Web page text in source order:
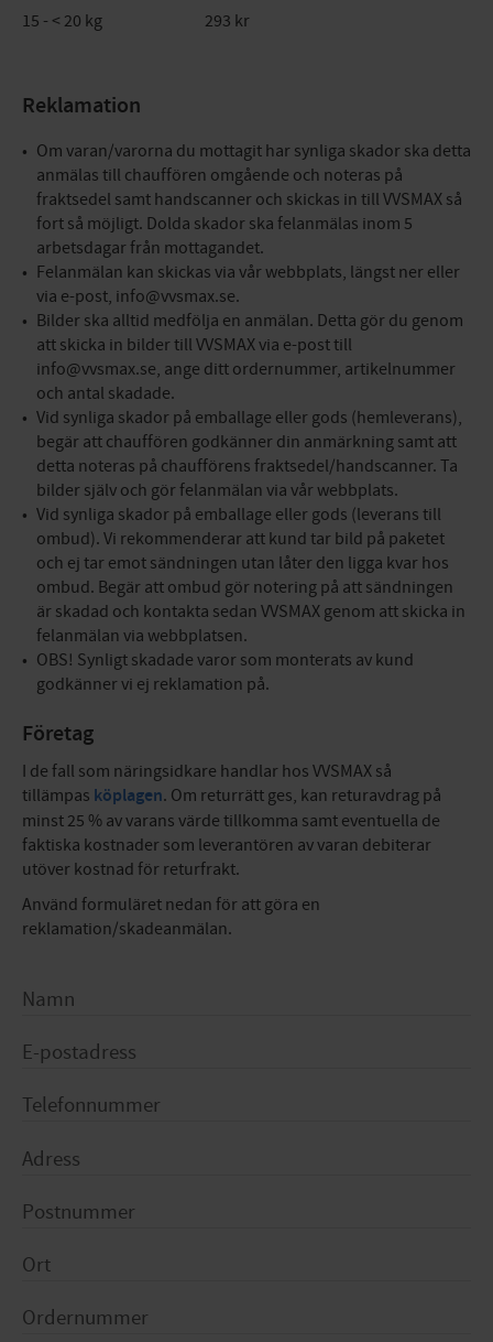
15 - < 20 kg 293 kr
Reklamation
Om varan/varorna du mottagit har synliga skador ska detta
anmälas till chauffören omgående och noteras på
fraktsedel samt handscanner och skickas in till VVSMAX så
fort så möjligt. Dolda skador ska felanmälas inom 5
arbetsdagar från mottagandet.
Felanmälan kan skickas via vår webbplats, längst ner eller
via e-post, info@vvsmax.se.
Bilder ska alltid medfölja en anmälan. Detta gör du genom
att skicka in bilder till VVSMAX via e-post till
info@vvsmax.se, ange ditt ordernummer, artikelnummer
och antal skadade.
Vid synliga skador på emballage eller gods (hemleverans),
begär att chauffören godkänner din anmärkning samt att
detta noteras på chaufförens fraktsedel/handscanner. Ta
bilder själv och gör felanmälan via vår webbplats.
Vid synliga skador på emballage eller gods (leverans till
ombud). Vi rekommenderar att kund tar bild på paketet
och ej tar emot sändningen utan låter den ligga kvar hos
ombud. Begär att ombud gör notering på att sändningen
är skadad och kontakta sedan VVSMAX genom att skicka in
felanmälan via webbplatsen.
OBS! Synligt skadade varor som monterats av kund
godkänner vi ej reklamation på.
Företag
I de fall som näringsidkare handlar hos VVSMAX så
tillämpas köplagen. Om returrätt ges, kan returavdrag på
minst 25 % av varans värde tillkomma samt eventuella de
faktiska kostnader som leverantören av varan debiterar
utöver kostnad för returfrakt.
Använd formuläret nedan för att göra en
reklamation/skadeanmälan.